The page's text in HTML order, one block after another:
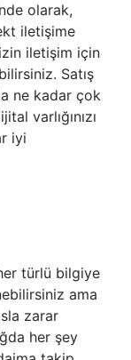
olarak,
iletişime
iletişim için
Satış
ne kadar çok
varlığınızı
iyi
türlü bilgiye
ama
zarar
her şey